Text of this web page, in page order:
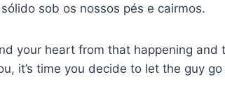
sob os nossos pés e cairmos.
your heart from that happening
it’s time you decide to let the guy